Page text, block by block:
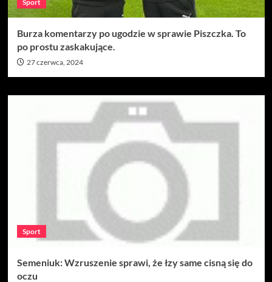
Sport
Burza komentarzy po ugodzie w sprawie Piszczka. To
po prostu zaskakujące.
27 czerwca, 2024
Sport
Semeniuk: Wzruszenie sprawi, że łzy same cisną się do
oczu